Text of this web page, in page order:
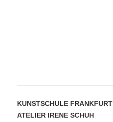
KUNSTSCHULE FRANKFURT
ATELIER IRENE SCHUH